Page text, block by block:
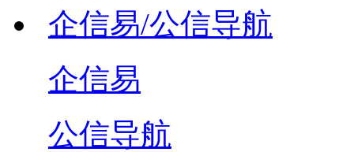
企信易/公信导航
企信易
公信导航